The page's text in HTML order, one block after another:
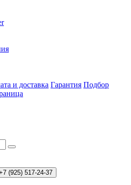
и доставка Гарантия Подбор
(925) 517-24-37